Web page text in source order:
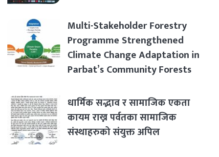
Multi-Stakeholder Forestry
Programme Strengthened
Climate Change Adaptation in
Parbat’s Community Forests
धार्मिक सद्भाव र सामाजिक एकता
कायम राख्न पर्वतका सामाजिक
संस्थाहरुको संयुक्त अपिल